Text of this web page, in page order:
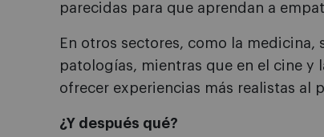
parecidas para que aprendan a
En otros sectores, como la medicina,
patologías, mientras que en el cine y
ofrecer experiencias más realistas al
¿Y después qué?